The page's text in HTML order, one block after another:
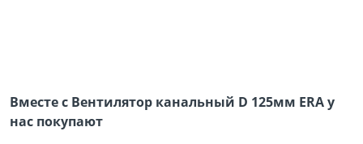
Вместе с Вентилятор канальный D 125мм ERA у
нас покупают